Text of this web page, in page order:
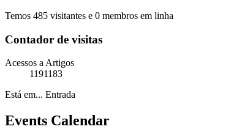
Temos 485 visitantes e 0 membros em linha
Contador de visitas
Acessos a Artigos
1191183
Está em... Entrada
Events Calendar